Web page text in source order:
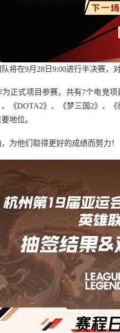
将在9月28日9:00进行半决赛，
正式项目参赛，共有7个电竞
、《DOTA2》、《梦三国2》、
地位。
为他们取得更好的成绩而努力！